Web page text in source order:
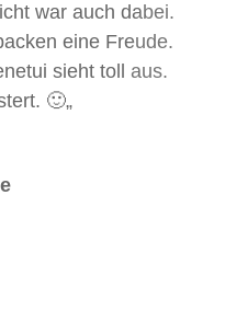
war auch dabei.
eine Freude.
sieht toll aus.
🙂„